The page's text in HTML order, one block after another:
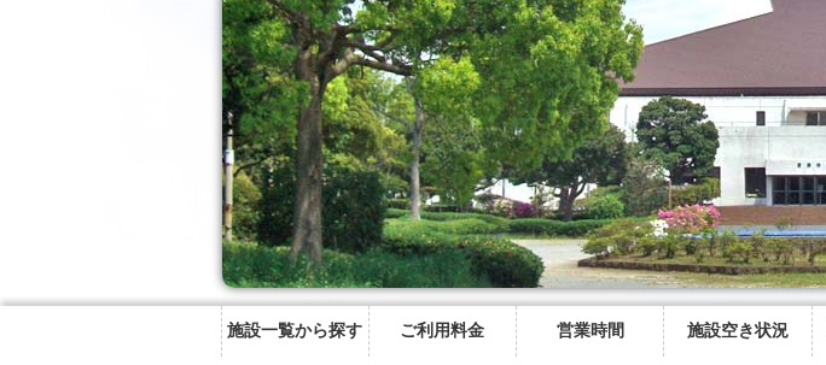
施設一覧から探す ご利用料金 営業時間 施設空き状況